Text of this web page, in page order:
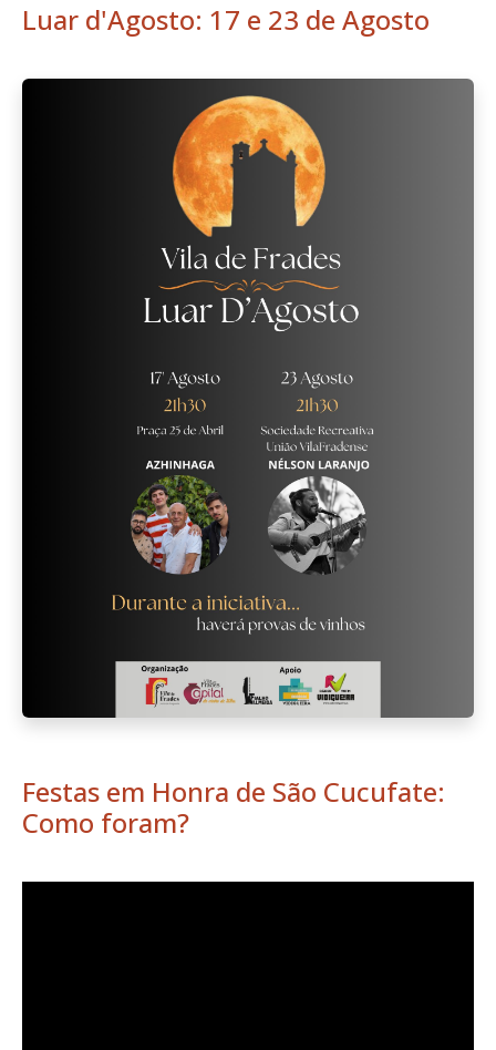
Luar d'Agosto: 17 e 23 de Agosto
Festas em Honra de São Cucufate:
Como foram?